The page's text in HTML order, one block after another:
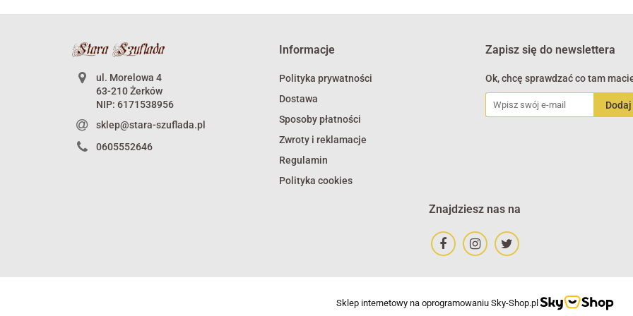
ul. Morelowa 4
63-210 Żerków
NIP: 6171538956
sklep@stara-szuflada.pl
0605552646
Informacje
Polityka prywatności
Dostawa
Sposoby płatności
Zwroty i reklamacje
Regulamin
Polityka cookies
Zapisz się do newslettera
Ok, chcę sprawdzać co tam
Znajdziesz nas na
Sklep internetowy na oprogramowaniu Sky-Shop.pl